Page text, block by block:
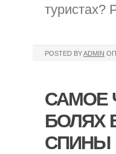
туристах?
POSTED BYADMIN
САМОЕ
БОЛЯХ
СПИНЫ